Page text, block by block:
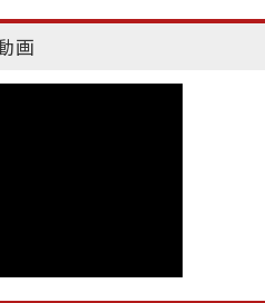
画